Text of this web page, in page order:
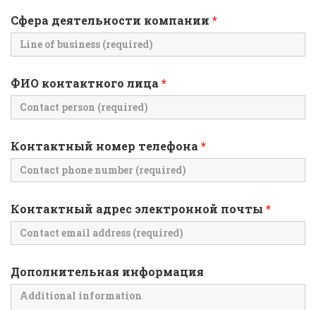
Сфера деятельности компании *
ФИО контактного лица *
Контактный номер телефона *
Контактный адрес электронной почты *
Дополнительная информация